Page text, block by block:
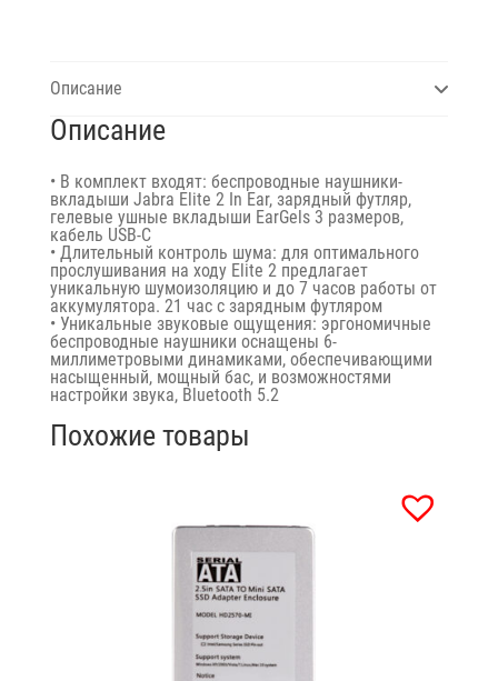
Описание
Описание
• В комплект входят: беспроводные наушники-
вкладыши Jabra Elite 2 In Ear, зарядный футляр,
гелевые ушные вкладыши EarGels 3 размеров,
кабель USB-C
• Длительный контроль шума: для оптимального
прослушивания на ходу Elite 2 предлагает
уникальную шумоизоляцию и до 7 часов работы от
аккумулятора. 21 час с зарядным футляром
• Уникальные звуковые ощущения: эргономичные
беспроводные наушники оснащены 6-
миллиметровыми динамиками, обеспечивающими
насыщенный, мощный бас, и возможностями
настройки звука, Bluetooth 5.2
Похожие товары